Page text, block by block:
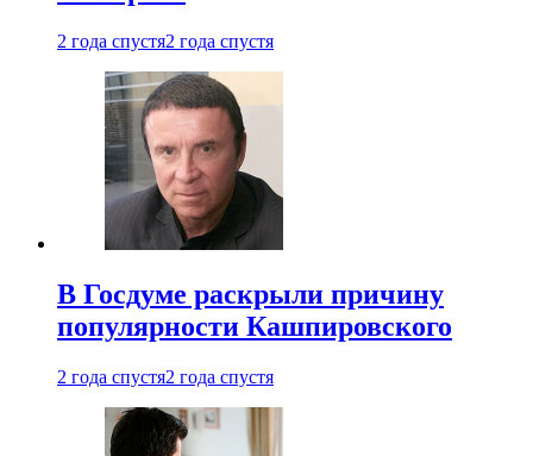
2 года спустя2 года спустя
В Госдуме раскрыли причину
популярности Кашпировского
2 года спустя2 года спустя